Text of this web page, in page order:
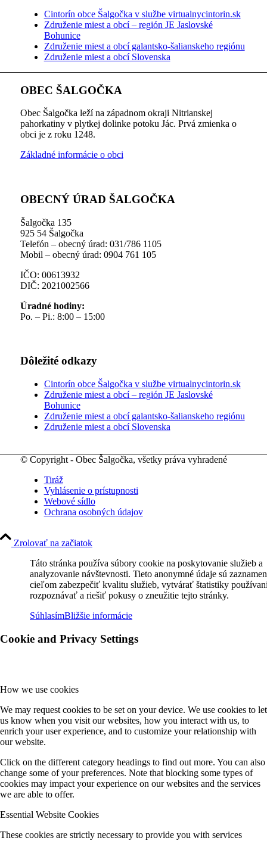
Cintorín obce Šalgočka v službe virtualnycintorin.sk
Združenie miest a obcí – región JE Jaslovské
Bohunice
Združenie miest a obcí galantsko-šalianskeho regiónu
Združenie miest a obcí Slovenska
OBEC ŠALGOČKA
Obec Šalgočka leží na západnom okraji Nitrianskej
pahorkatiny v plytkej dolinke potoku Jác. Prvá zmienka o
obci je z roku 1248.
Základné informácie o obci
OBECNÝ ÚRAD ŠALGOČKA
Šalgočka 135
925 54 Šalgočka
Telefón – obecný úrad: 031/786 1105
Mobil – obecný úrad: 0904 761 105
IČO: 00613932
DIČ: 2021002566
Úradné hodiny:
Po. – Pi.: 8:00 – 15:00
Dôležité odkazy
Cintorín obce Šalgočka v službe virtualnycintorin.sk
Združenie miest a obcí – región JE Jaslovské
Bohunice
Združenie miest a obcí galantsko-šalianskeho regiónu
Združenie miest a obcí Slovenska
© Copyright - Obec Šalgočka, všetky práva vyhradené
Tiráž
Vyhlásenie o prístupnosti
Webové sídlo
Ochrana osobných údajov
Zrolovať na začiatok
Táto stránka používa súbory cookie na poskytovanie služieb a
analyzovanie návštevnosti. Tieto anonymné údaje sú
cieľom zabezpečiť kvalitu služieb, vytvárať štatistiky
rozpoznávať a riešiť pokusy o zneužitie tejto stránky.
SúhlasímBližšie informácie
Cookie and Privacy Settings
How we use cookies
We may request cookies to be set on your device. We use cookies to let
us know when you visit our websites, how you interact with us, to
enrich your user experience, and to customize your relationship with
our website.
Click on the different category headings to find out more. You can also
change some of your preferences. Note that blocking some types of
cookies may impact your experience on our websites and the services
we are able to offer.
Essential Website Cookies
These cookies are strictly necessary to provide you with services